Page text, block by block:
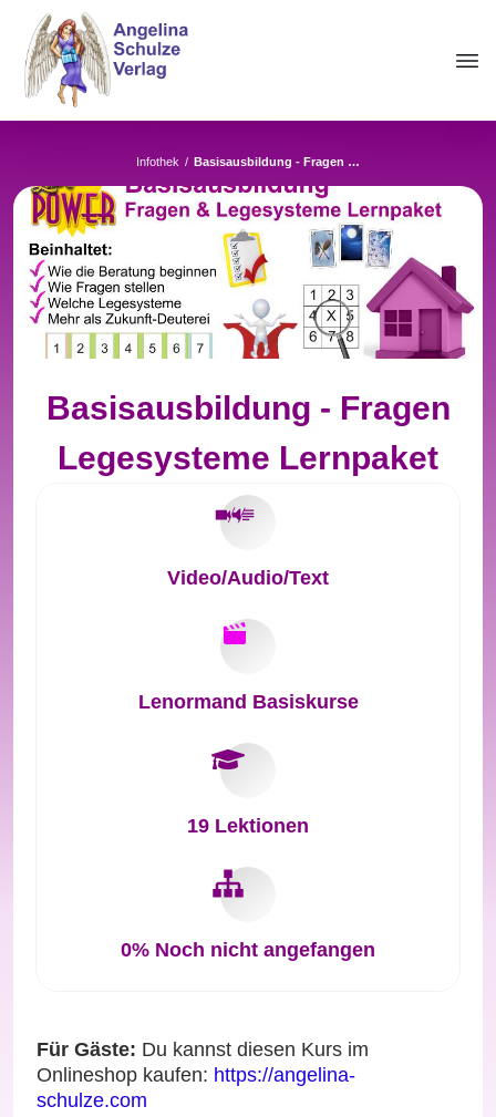
Infothek / Basisausbildung - Fragen Legesysteme Lernpaket
Basisausbildung - Fragen
Legesysteme Lernpaket
Video/Audio/Text
Lenormand Basiskurse
19 Lektionen
0% Noch nicht angefangen
Für Gäste: Du kannst diesen Kurs im
Onlineshop kaufen: https://angelina-
schulze.com